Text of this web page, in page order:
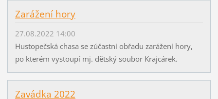
Zarážení hory
27.08.2022 14:00
Hustopečská chasa se zúčastní obřadu zarážení hory,
po kterém vystoupí mj. dětský soubor Krajcárek.
Zavádka 2022